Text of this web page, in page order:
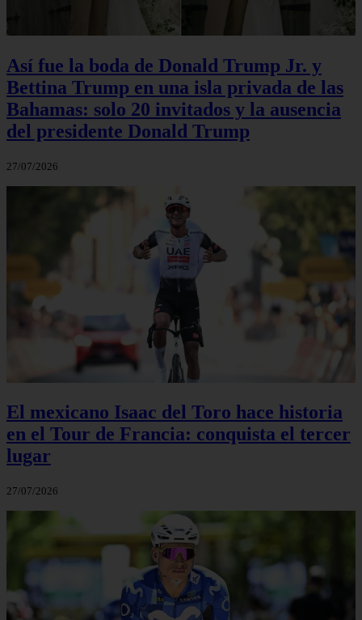
Así fue la boda de Donald Trump Jr. y
Bettina Trump en una isla privada de las
Bahamas: solo 20 invitados y la ausencia
del presidente Donald Trump
27/07/2026
El mexicano Isaac del Toro hace historia
en el Tour de Francia: conquista el tercer
lugar
27/07/2026